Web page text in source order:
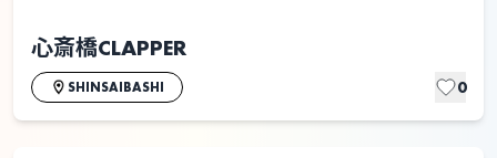
心斎橋CLAPPER
SHINSAIBASHI 0